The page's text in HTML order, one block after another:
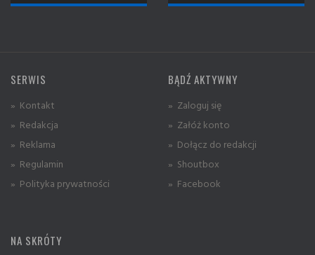
SERWIS
» Kontakt
» Redakcja
» Reklama
» Regulamin
» Polityka prywatności
BĄDŹ AKTYWNY
» Zaloguj się
» Załóż konto
» Dołącz do redakcji
» Shoutbox
» Facebook
NA SKRÓTY